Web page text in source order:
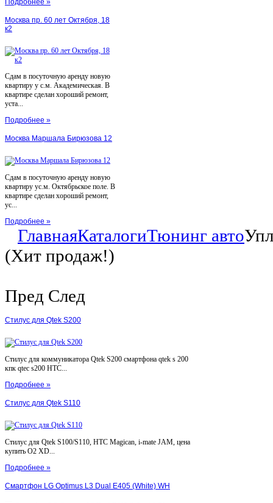
Подробнее »
Москва пр. 60 лет Октября, 18
к2
Сдам в посуточную аренду новую
квартиру у с.м. Академическая. В
квартире сделан хороший ремонт,
уста...
Подробнее »
Москва Маршала Бирюзова 12
Сдам в посуточную аренду новую
квартиру ус.м. Октябрьское поле. В
квартире сделан хороший ремонт,
ус...
Подробнее »
ГлавнаяКаталогиТюнинг авто
(Хит продаж!)
Пред След
Стилус для Qtek S200
Стилус для коммуникатора Qtek S200 смартфона qtek s 200
кпк qtec s200 HTC...
Подробнее »
Стилус для Qtek S110
Стилус для Qtek S100/S110, HTC Magican, i-mate JAM, цена
купить O2 XD...
Подробнее »
Смартфон LG Optimus L3 Dual E405 (White) WH